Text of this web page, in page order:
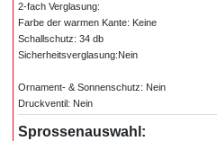
2-fach Verglasung:
Farbe der warmen Kante: Keine
Schallschutz: 34 db
Sicherheitsverglasung:Nein
Ornament- & Sonnenschutz: Nein
Druckventil: Nein
Sprossenauswahl: